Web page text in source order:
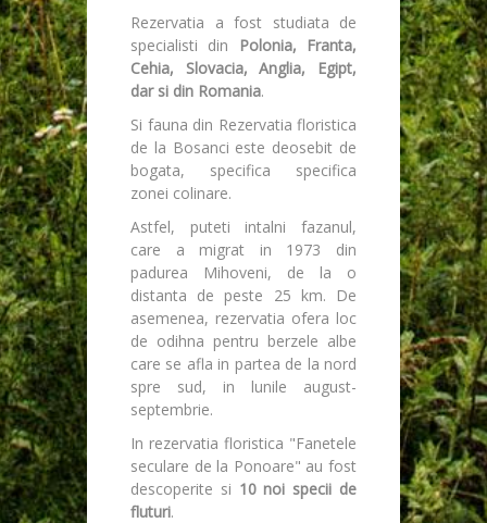
Rezervatia a fost studiata de
specialisti din
Polonia, Franta,
Cehia, Slovacia, Anglia, Egipt,
dar si din Romania.
Si fauna din Rezervatia floristica
de la Bosanci este deosebit de
bogata, specifica specifica
zonei colinare.
Astfel, puteti intalni fazanul,
care a migrat in 1973 din
padurea Mihoveni, de la o
distanta de peste 25 km. De
asemenea, rezervatia ofera loc
de odihna pentru berzele albe
care se afla in partea de la nord
spre sud, in lunile august-
septembrie.
In rezervatia floristica "Fanetele
seculare de la Ponoare" au fost
descoperite si 10 noi specii de
fluturi.